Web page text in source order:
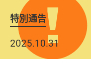
特別通告
2025.10.31